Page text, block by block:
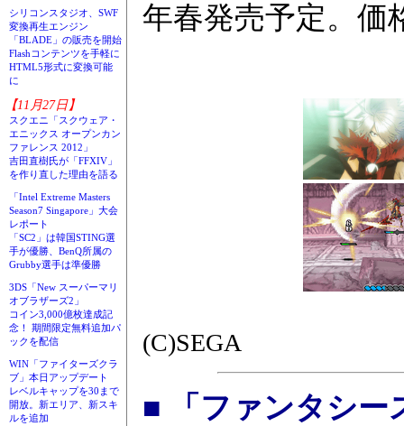
シリコンスタジオ、SWF
変換再生エンジン
「BLADE」の販売を開始
Flashコンテンツを手軽に
HTML5形式に変換可能
に
【11月27日】
スクエニ「スクウェア・
エニックス オープンカン
ファレンス 2012」
吉田直樹氏が「FFXIV」
を作り直した理由を語る
「Intel Extreme Masters
Season7 Singapore」大会
レポート
「SC2」は韓国STING選
手が優勝、BenQ所属の
Grubby選手は準優勝
3DS「New スーパーマリ
オブラザーズ2」
コイン3,000億枚達成記
念！ 期間限定無料追加パ
ックを配信
WIN「ファイターズクラ
ブ」本日アップデート
レベルキャップを30まで
開放。新エリア、新スキ
ルを追加
年春発売予定。価
(C)SEGA
■ 「ファンタシー